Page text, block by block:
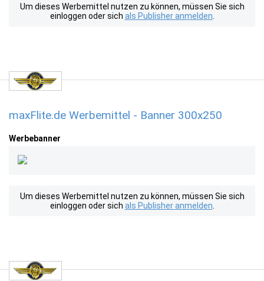
Um dieses Werbemittel nutzen zu können, müssen Sie sich
einloggen oder sich als Publisher anmelden
maxFlite.de Werbemittel - Banner 300x250
Werbebanner
Um dieses Werbemittel nutzen zu können, müssen Sie sich
einloggen oder sich als Publisher anmelden